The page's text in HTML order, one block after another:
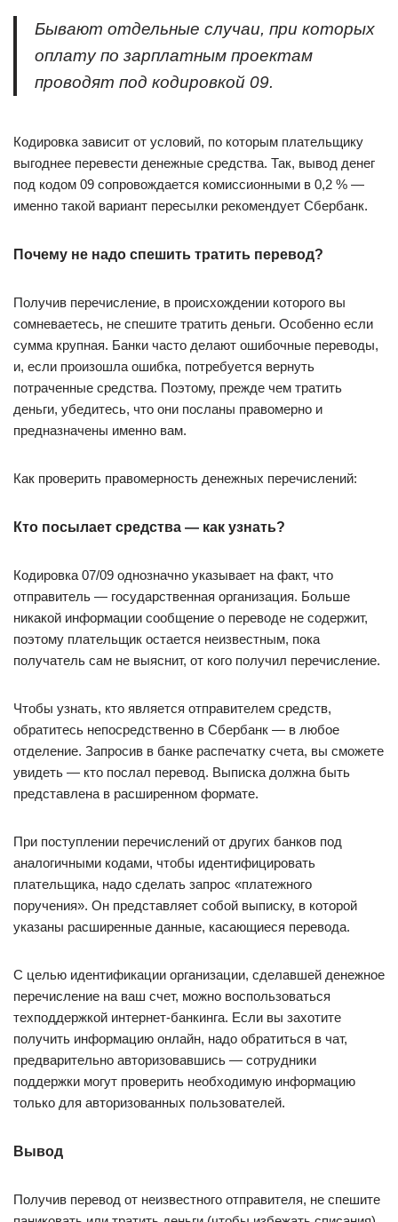
Бывают отдельные случаи, при которых
оплату по зарплатным проектам
проводят под кодировкой 09.
Кодировка зависит от условий, по которым плательщику
выгоднее перевести денежные средства. Так, вывод денег
под кодом 09 сопровождается комиссионными в 0,2 % —
именно такой вариант пересылки рекомендует Сбербанк.
Почему не надо спешить тратить перевод?
Получив перечисление, в происхождении которого вы
сомневаетесь, не спешите тратить деньги. Особенно если
сумма крупная. Банки часто делают ошибочные переводы,
и, если произошла ошибка, потребуется вернуть
потраченные средства. Поэтому, прежде чем тратить
деньги, убедитесь, что они посланы правомерно и
предназначены именно вам.
Как проверить правомерность денежных перечислений:
Кто посылает средства — как узнать?
Кодировка 07/09 однозначно указывает на факт, что
отправитель — государственная организация. Больше
никакой информации сообщение о переводе не содержит,
поэтому плательщик остается неизвестным, пока
получатель сам не выяснит, от кого получил перечисление.
Чтобы узнать, кто является отправителем средств,
обратитесь непосредственно в Сбербанк — в любое
отделение. Запросив в банке распечатку счета, вы сможете
увидеть — кто послал перевод. Выписка должна быть
представлена в расширенном формате.
При поступлении перечислений от других банков под
аналогичными кодами, чтобы идентифицировать
плательщика, надо сделать запрос «платежного
поручения». Он представляет собой выписку, в которой
указаны расширенные данные, касающиеся перевода.
С целью идентификации организации, сделавшей денежное
перечисление на ваш счет, можно воспользоваться
техподдержкой интернет-банкинга. Если вы захотите
получить информацию онлайн, надо обратиться в чат,
предварительно авторизовавшись — сотрудники
поддержки могут проверить необходимую информацию
только для авторизованных пользователей.
Вывод
Получив перевод от неизвестного отправителя, не спешите